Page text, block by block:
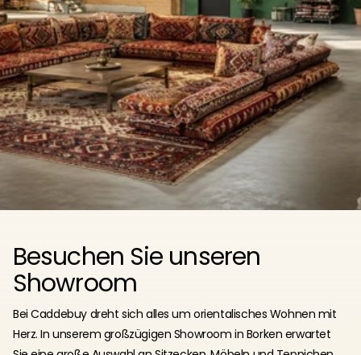
Besuchen Sie unseren
Showroom
Bei Caddebuy dreht sich alles um orientalisches Wohnen mit
Herz. In unserem großzügigen Showroom in Borken erwartet